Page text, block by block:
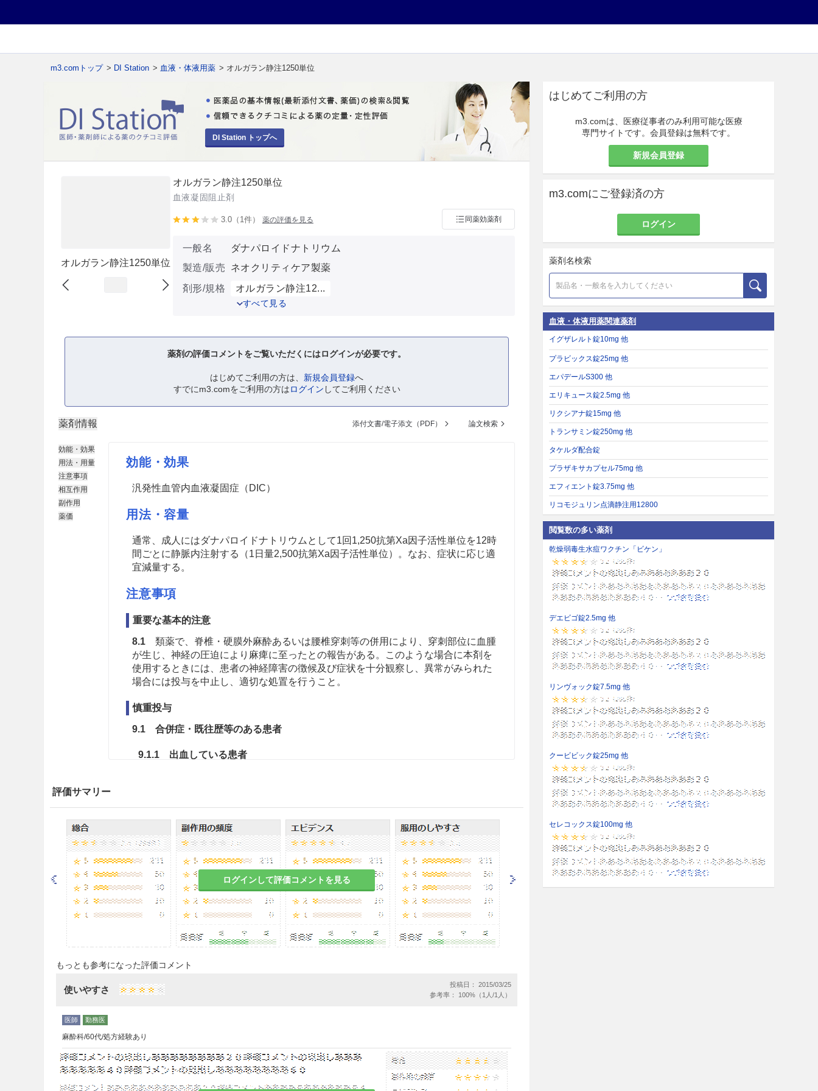
m3.comトップ > DI Station > 血液・体液用薬 > オルガラン静注1250単位
DI Station トップへ
オルガラン静注1250単位
オルガラン静注1250単位
血液凝固阻止剤
3.0（1件） 薬の評価を見る 同薬効薬剤
一般名
ダナパロイドナトリウム
製造/販売
ネオクリティケア製薬
剤形/規格
オルガラン静注12...
すべて見る
薬剤の評価コメントをご覧いただくにはログインが必要です。
はじめてご利用の方は、 新規会員登録へ
すでにm3.comをご利用の方はログイン してご利用ください
薬剤情報 添付文書/電子添文（PDF） 論文検索
効能・効果
用法・用量
注意事項
相互作用
副作用
薬価
効能・効果
汎発性血管内血液凝固症（DIC）
用法・容量
通常、成人にはダナパロイドナトリウムとして1回1,250抗第Xa因子活性単位を12時
間ごとに静脈内注射する（1日量2,500抗第Xa因子活性単位）。なお、症状に応じ適
宜減量する。
注意事項
重要な基本的注意
8.1類薬で、脊椎・硬膜外麻酔あるいは腰椎穿刺等の併用により、穿刺部位に血腫
が生じ、神経の圧迫により麻痺に至ったとの報告がある。このような場合に本剤を
使用するときには、患者の神経障害の徴候及び症状を十分観察し、異常がみられた
場合には投与を中止し、適切な処置を行うこと。
慎重投与
9.1 合併症・既往歴等のある患者
9.1.1 出血している患者
ある。
9.1.2 血液透析が必要な患者
治療上やむを得ないと判断される場合を除き、投与しないこと。排泄遅延によ
り、出血を起こすおそれがある。また、投与中に血液透析が必要な状態に至った
場合には速やかに投与を中止する。
9.1.3 本剤又は亜硫酸塩に対し過敏症の患者
治療上やむを得ないと判断される場合を除き、投与しないこと。添加剤として乾
燥亜硫酸ナトリウムを含有している。
急性細菌性心内膜症、重症高血圧症、糖尿病網膜症の患者には、治療上やむを得
9.1.5 ヘパリン起因性血小板減少症（HIT）の既往歴のある患者で、ヘパリン抗体
と本剤との交差反応性のある患者
評価サマリー
ログインして評価コメントを見る
もっとも参考になった評価コメント
使いやすさ
投稿日： 2015/03/25
参考率： 100%（1人/1人）
麻酔科/60代/処方経験あり
はじめてご利用の方
m3.comは、医療従事者のみ利用可能な医療
専門サイトです。会員登録は無料です。
新規会員登録
m3.comにご登録済の方
ログイン
薬剤名検索
血液・体液用薬関連薬剤
イグザレルト錠10mg 他
プラビックス錠25mg 他
エパデールS300 他
エリキュース錠2.5mg 他
リクシアナ錠15mg 他
トランサミン錠250mg 他
タケルダ配合錠
プラザキサカプセル75mg 他
エフィエント錠3.75mg 他
リコモジュリン点滴静注用12800
閲覧数の多い薬剤
乾燥弱毒生水痘ワクチン「ビケン」
デエビゴ錠2.5mg 他
リンヴォック錠7.5mg 他
クービビック錠25mg 他
セレコックス錠100mg 他